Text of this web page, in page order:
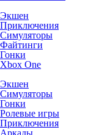
Экшен
Приключения
Симуляторы
Файтинги
Гонки
Xbox One
Экшен
Симуляторы
Гонки
Ролевые игры
Приключения
Аркады